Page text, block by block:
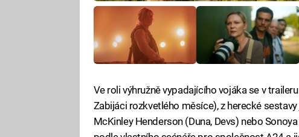
Ve roli výhružně vypadajícího vojáka se v
Zabijáci rozkvetlého měsíce), z herecké
McKinley Henderson (Duna, Devs) nebo